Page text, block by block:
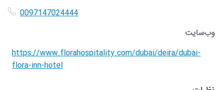
0097147024444
وب‌سایت
https://www.florahospitality.com/dubai/deira/dubai-
flora-inn-hotel